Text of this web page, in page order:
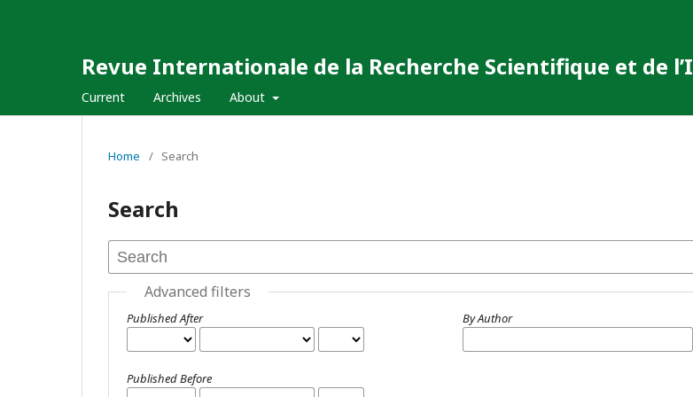
Revue Internationale de la Recherche Scientifique et de
Current Archives About
Home / Search
Search
Advanced filters
Published After
Published Before
By Author